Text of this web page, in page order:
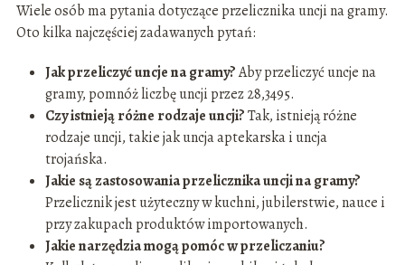
Wiele osób ma pytania dotyczące przelicznika uncji na gramy.
Oto kilka najczęściej zadawanych pytań:
Jak przeliczyć uncje na gramy?Aby przeliczyć uncje na
gramy, pomnóż liczbę uncji przez 28,3495.
Czy istnieją różne rodzaje uncji?Tak, istnieją różne
rodzaje uncji, takie jak uncja aptekarska i uncja
trojańska.
Jakie są zastosowania przelicznika uncji na gramy?
Przelicznik jest użyteczny w kuchni, jubilerstwie, nauce i
przy zakupach produktów importowanych.
Jakie narzędzia mogą pomóc w przeliczaniu?